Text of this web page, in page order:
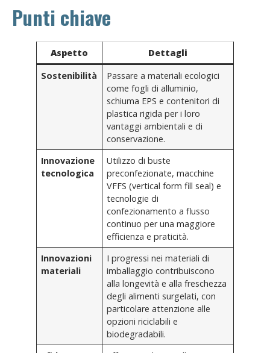
Punti chiave
Aspetto
Dettagli
Sostenibilità
Passare a materiali ecologici
come fogli di alluminio,
schiuma EPS e contenitori di
plastica rigida per i loro
vantaggi ambientali e di
conservazione.
Innovazione
tecnologica
Utilizzo di buste
preconfezionate, macchine
VFFS (vertical form fill seal) e
tecnologie di
confezionamento a flusso
continuo per una maggiore
efficienza e praticità.
Innovazioni
materiali
I progressi nei materiali di
imballaggio contribuiscono
alla longevità e alla freschezza
degli alimenti surgelati, con
particolare attenzione alle
opzioni riciclabili e
biodegradabili.